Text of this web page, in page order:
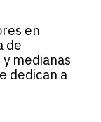
en
de
medianas
dedican a